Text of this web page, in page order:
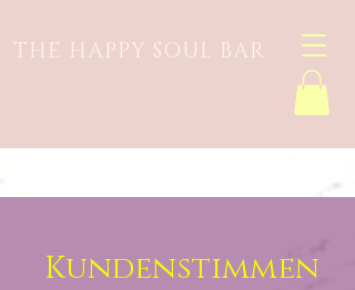
THE HAPPY SOUL BAR
Kundenstimmen